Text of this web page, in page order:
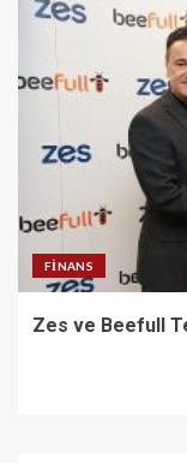
FINANS
Zes ve Beefull